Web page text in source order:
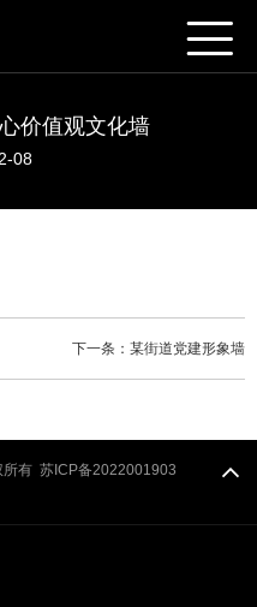
价值观文化墙
08
下一条：某街道党建形象墙
有 苏ICP备2022001903